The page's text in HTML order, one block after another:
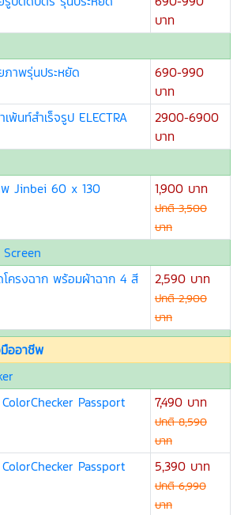
บาท
ภาพรุ่นประหยัด
690-990
บาท
พ้นท์สำเร็จรูป ELECTRA
2900-6900
บาท
พ Jinbei 60 x 130
1,900 บาท
ปกติ 3,500
บาท
ครงฉาก พร้อมผ้าฉาก 4 สี
2,590 บาท
ปกติ 2,900
บาท
ออาชีพ
Passport
7,490 บาท
ปกติ 8,590
บาท
Passport
5,390 บาท
ปกติ 6,990
บาท